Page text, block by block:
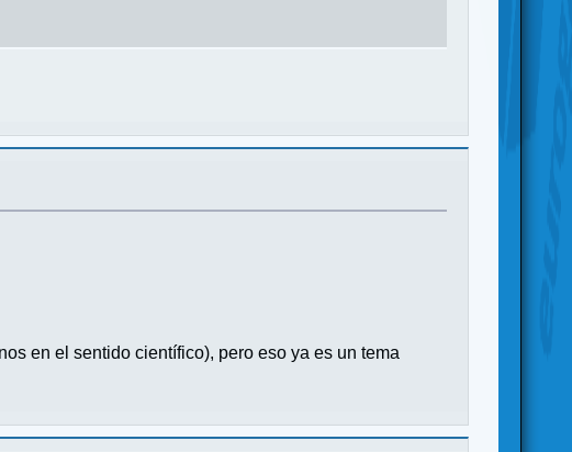
en el sentido científico), pero eso ya es un tema